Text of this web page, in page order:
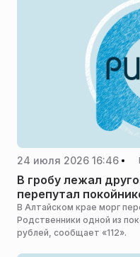
заполучить такие
24 июля 2026 16:46
В гробу лежал
перепутал
В Алтайском крае морг
Родственники одной из
рублей, сообщает «112».